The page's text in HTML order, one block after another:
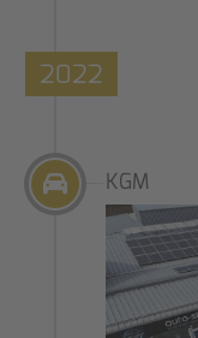
2022
KGM